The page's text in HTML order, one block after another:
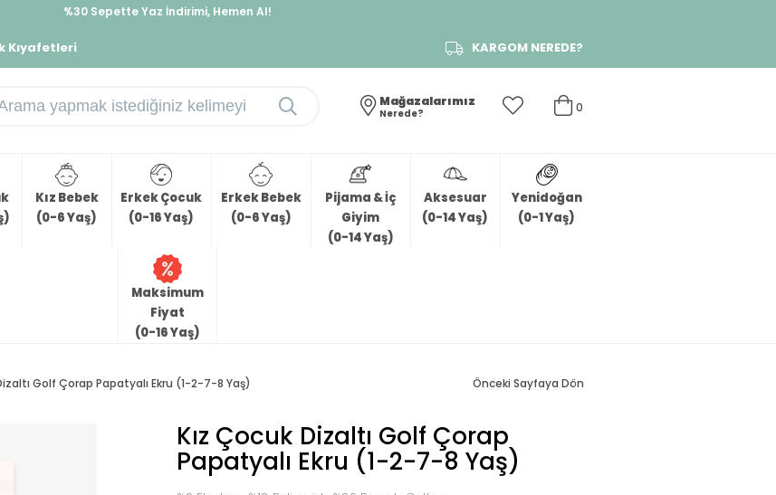
%30 Sepette Yaz İndirimi, Hemen Al!
Kıyafetleri KARGOM NEREDE?
0
Mağazalarımız
Nerede?
Kız Bebek
(0-6 Yaş)
Erkek Çocuk
(0-16 Yaş)
Erkek Bebek
(0-6 Yaş)
Pijama & İç
Giyim
(0-14 Yaş)
Aksesuar
(0-14 Yaş)
Yenidoğan
(0-1 Yaş)
Maksimum
Fiyat
(0-16 Yaş)
Golf Çorap Papatyalı Ekru (1-2-7-8 Yaş) Önceki Sayfaya Dön
Kız Çocuk Dizaltı Golf Çorap
Papatyalı Ekru (1-2-7-8 Yaş)